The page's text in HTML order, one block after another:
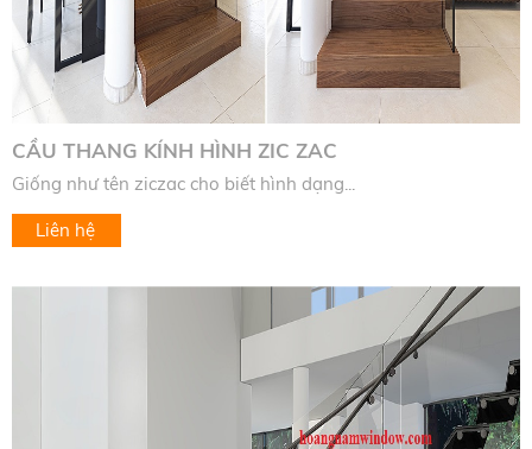
CẦU THANG KÍNH HÌNH ZIC ZAC
Giống như tên ziczac cho biết hình dạng...
Liên hệ